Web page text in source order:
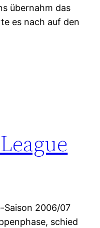
übernahm das
es nach auf den
Saison 2006/07
schied